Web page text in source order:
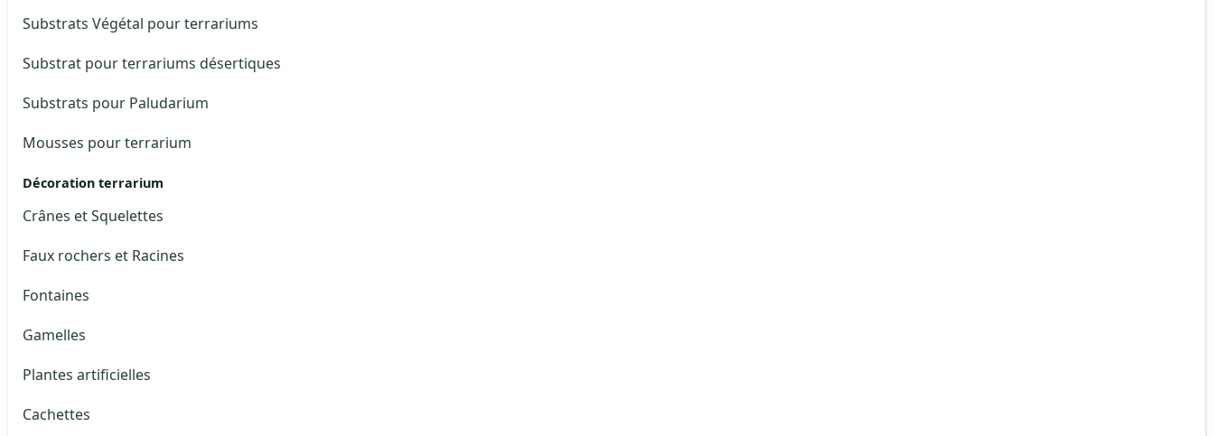
Substrats Végétal pour terrariums
Substrat pour terrariums désertiques
Substrats pour Paludarium
Mousses pour terrarium
Décoration terrarium
Crânes et Squelettes
Faux rochers et Racines
Fontaines
Gamelles
Plantes artificielles
Cachettes